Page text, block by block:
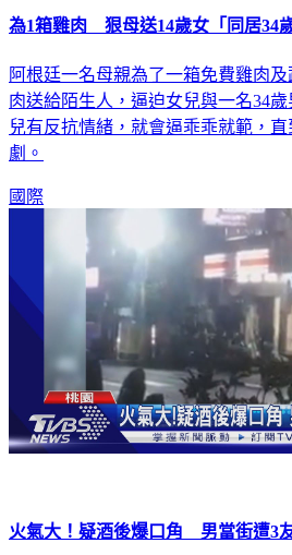
為1箱雞肉 狠母送14歲女「同居34
阿根廷一名母親為了一箱免費雞肉
肉送給陌生人，逼迫女兒與一名34
兒有反抗情緒，就會逼乖乖就範，
劇。
國際
火氣大！疑酒後爆口角 男當街遭3